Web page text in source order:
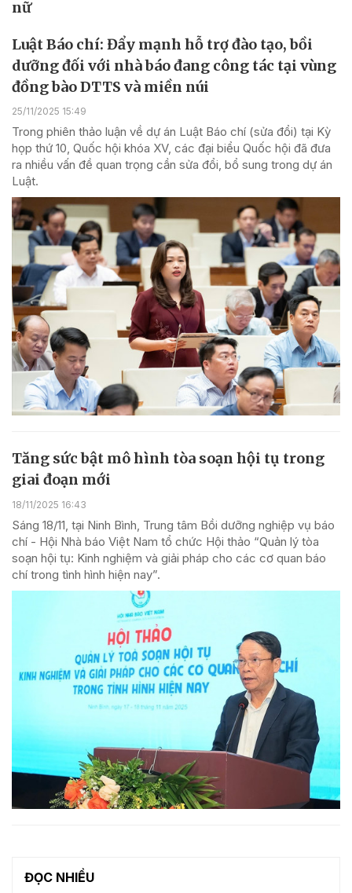
nữ
Luật Báo chí: Đẩy mạnh hỗ trợ đào tạo, bồi
dưỡng đối với nhà báo đang công tác tại vùng
đồng bào DTTS và miền núi
25/11/2025 15:49
Trong phiên thảo luận về dự án Luật Báo chí (sửa đổi) tại Kỳ
họp thứ 10, Quốc hội khóa XV, các đại biểu Quốc hội đã đưa
ra nhiều vấn đề quan trọng cần sửa đổi, bổ sung trong dự án
Luật.
Tăng sức bật mô hình tòa soạn hội tụ trong
giai đoạn mới
18/11/2025 16:43
Sáng 18/11, tại Ninh Bình, Trung tâm Bồi dưỡng nghiệp vụ báo
chí - Hội Nhà báo Việt Nam tổ chức Hội thảo “Quản lý tòa
soạn hội tụ: Kinh nghiệm và giải pháp cho các cơ quan báo
chí trong tình hình hiện nay”.
ĐỌC NHIỀU